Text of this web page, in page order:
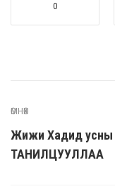
0
ӨМНӨХ
Жижи Хадид усны
ТАНИЛЦУУЛЛАА